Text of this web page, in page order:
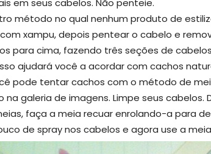
em seus cabelos. Não penteie.
método no qual nenhum produto de
xampu, depois pentear o cabelo e
para cima, fazendo três seções de
ajudará você a acordar com cachos
pode tentar cachos com o método de
na galeria de imagens. Limpe seus
faça a meia recuar enrolando-a para
de spray nos cabelos e agora use a